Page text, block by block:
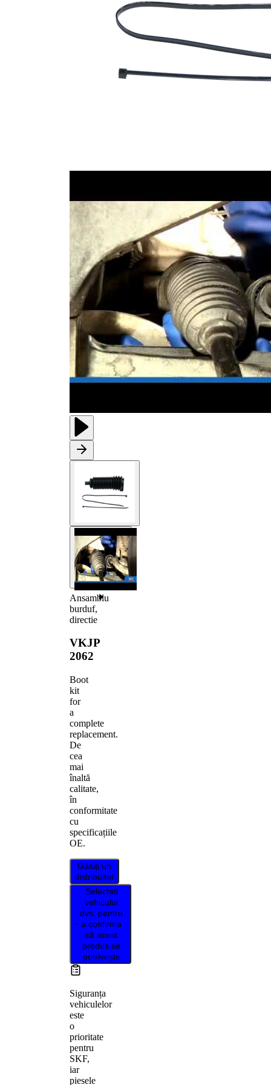
Ansamblu
burduf,
directie
VKJP
2062
Boot
kit
for
a
complete
replacement.
De
cea
mai
înaltă
calitate,
în
conformitate
cu
specificațiile
OE.
Găsiți un
distribuitor
Selectați
vehiculul
dvs. pentru
a confirma
că acest
produs se
potrivește
Siguranța
vehiculelor
este
o
prioritate
pentru
SKF,
iar
piesele